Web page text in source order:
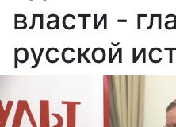
власти -
русской